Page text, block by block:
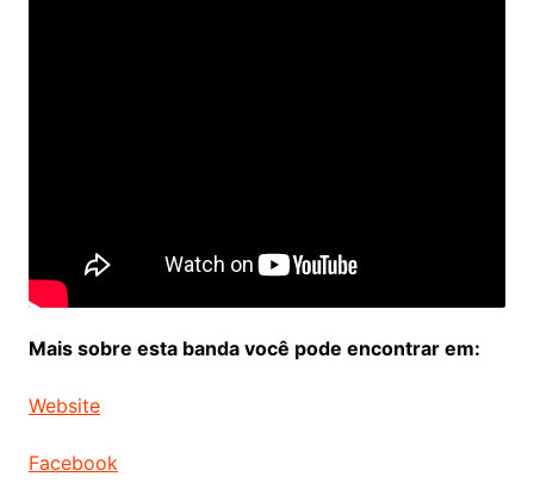
Mais sobre esta banda você pode encontrar em:
Website
Facebook